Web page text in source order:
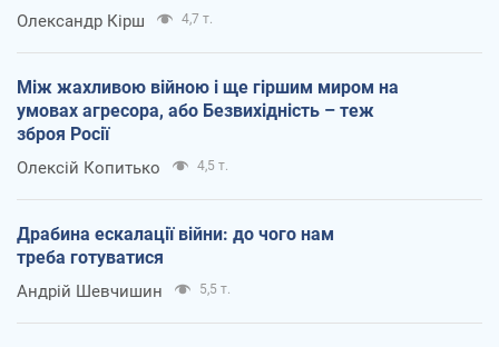
Олександр Кірш 4,7 т.
Між жахливою війною і ще гіршим миром на
умовах агресора, або Безвихідність – теж
зброя Росії
Олексій Копитько 4,5 т.
Драбина ескалації війни: до чого нам
треба готуватися
Андрій Шевчишин 5,5 т.